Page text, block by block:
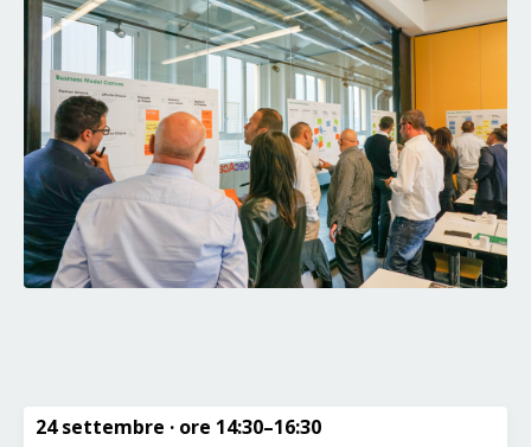
24 settembre · ore 14:30–16:30